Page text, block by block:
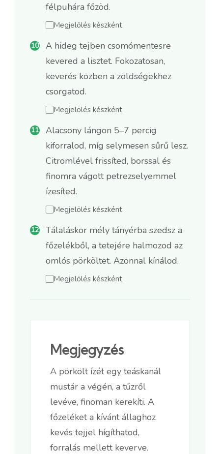
félpuhára főzöd.
Megjelölés készként
A hideg tejben csomómentesre
kevered a lisztet. Fokozatosan,
keverés közben a zöldségekhez
csorgatod.
Megjelölés készként
Alacsony lángon 5–7 percig
kiforralod, míg selymesen sűrű lesz.
Citromlével frissíted, borssal és
finomra vágott petrezselyemmel
ízesíted.
Megjelölés készként
Tálaláskor mély tányérba szedsz a
főzelékből, a tetejére halmozod az
omlós pörköltet. Azonnal kínálod.
Megjelölés készként
Megjegyzés
A pörkölt ízét egy teáskanál
mustár a végén, a tűzről
levéve, finoman kerekíti. A
főzeléket a kívánt állaghoz
kevés tejjel hígíthatod,
forralás mellett keverve.